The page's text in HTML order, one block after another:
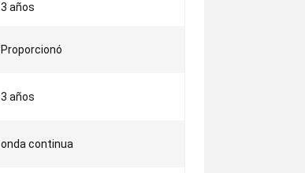
3 años
Proporcionó
3 años
onda continua